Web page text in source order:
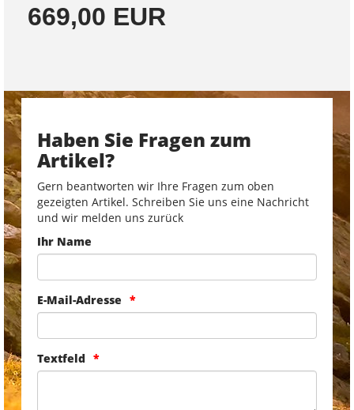
669,00 EUR
Haben Sie Fragen zum
Artikel?
Gern beantworten wir Ihre Fragen zum oben
gezeigten Artikel. Schreiben Sie uns eine Nachricht
und wir melden uns zurück
Ihr Name
E-Mail-Adresse
Textfeld